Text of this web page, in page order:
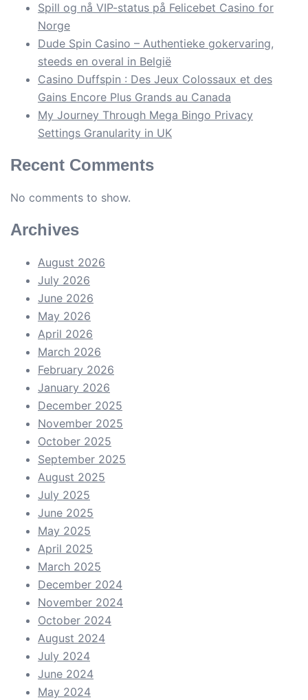
Spill og nå VIP-status på Felicebet Casino for
Norge
Dude Spin Casino – Authentieke gokervaring,
steeds en overal in België
Casino Duffspin : Des Jeux Colossaux et des
Gains Encore Plus Grands au Canada
My Journey Through Mega Bingo Privacy
Settings Granularity in UK
Recent Comments
No comments to show.
Archives
August 2026
July 2026
June 2026
May 2026
April 2026
March 2026
February 2026
January 2026
December 2025
November 2025
October 2025
September 2025
August 2025
July 2025
June 2025
May 2025
April 2025
March 2025
December 2024
November 2024
October 2024
August 2024
July 2024
June 2024
May 2024